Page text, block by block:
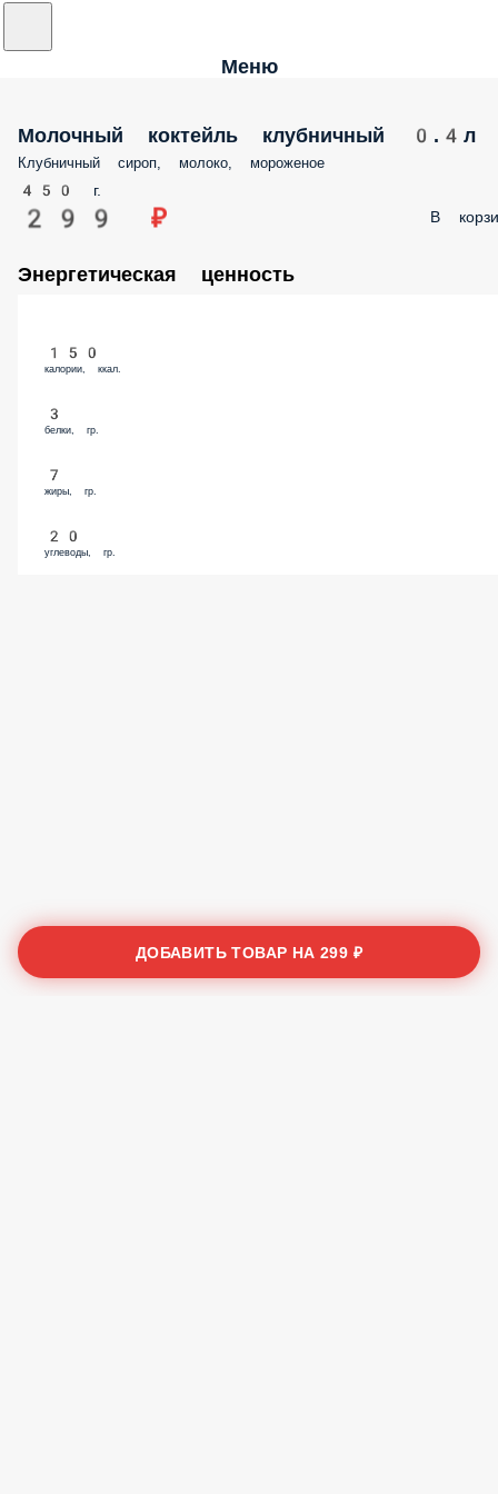
Меню
Молочный коктейль клубничный 0.4л
Клубничный сироп, молоко, мороженое
450 г.
299 ₽ В
Энергетическая ценность
150
калории, ккал.
3
белки, гр.
7
жиры, гр.
20
углеводы, гр.
ДОБАВИТЬ ТОВАР НА299 ₽